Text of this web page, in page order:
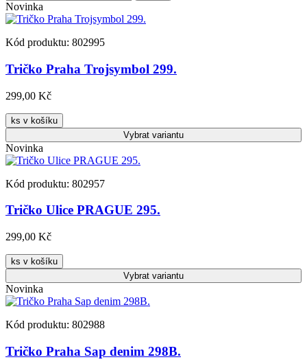
Novinka
Kód produktu: 802995
Tričko Praha Trojsymbol 299.
299,00 Kč
ks v košíku
Vybrat variantu
Novinka
Kód produktu: 802957
Tričko Ulice PRAGUE 295.
299,00 Kč
ks v košíku
Vybrat variantu
Novinka
Kód produktu: 802988
Tričko Praha Sap denim 298B.